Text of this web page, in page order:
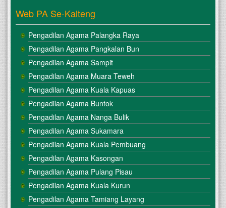
Web PA Se-Kalteng
Pengadilan Agama Palangka Raya
Pengadilan Agama Pangkalan Bun
Pengadilan Agama Sampit
Pengadilan Agama Muara Teweh
Pengadilan Agama Kuala Kapuas
Pengadilan Agama Buntok
Pengadilan Agama Nanga Bulik
Pengadilan Agama Sukamara
Pengadilan Agama Kuala Pembuang
Pengadilan Agama Kasongan
Pengadilan Agama Pulang Pisau
Pengadilan Agama Kuala Kurun
Pengadilan Agama Tamiang Layang